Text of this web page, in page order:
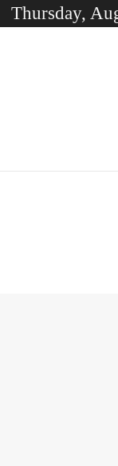
Thursday,